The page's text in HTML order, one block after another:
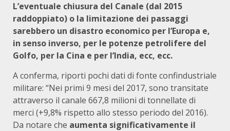
L’eventuale chiusura del Canale (dal 2015
raddoppiato) o la limitazione dei passaggi
sarebbero un disastro economico per l’Europa e,
in senso inverso, per le potenze petrolifere del
Golfo, per la Cina e per l’India, ecc, ecc.
A conferma, riporti pochi dati di fonte confindustriale
militare: “Nei primi 9 mesi del 2017, sono transitate
attraverso il canale 667,8 milioni di tonnellate di
merci (+9,8% rispetto allo stesso periodo del 2016).
Da notare che aumenta significativamente il